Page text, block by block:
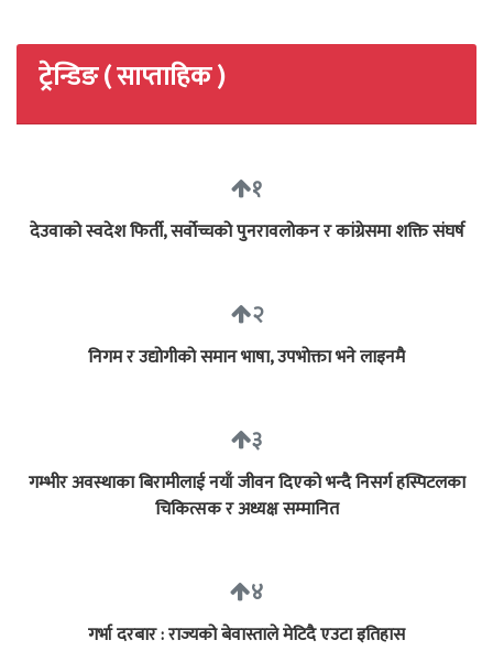
ट्रेन्डिङ ( साप्ताहिक )
१
देउवाको स्वदेश फिर्ती, सर्वोच्चको पुनरावलोकन र कांग्रेसमा शक्ति संघर्ष
२
निगम र उद्योगीको समान भाषा, उपभोक्ता भने लाइनमै
३
गम्भीर अवस्थाका बिरामीलाई नयाँ जीवन दिएको भन्दै निसर्ग हस्पिटलका
चिकित्सक र अध्यक्ष सम्मानित
४
गर्भा दरबार : राज्यको बेवास्ताले मेटिदै एउटा इतिहास